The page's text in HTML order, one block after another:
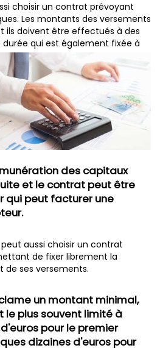
choisir un contrat prévoyant
Les montants des versements
ils doivent être effectués à des
qui est également fixée à
des capitaux
et le contrat peut être
qui peut facturer une
aussi choisir un contrat
de fixer librement la
ses versements.
un montant minimal,
plus souvent limité à
pour le premier
dizaines d'euros pour